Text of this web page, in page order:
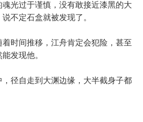
光过于谨慎，没有敢接近漆黑的大
不定石盒就被发现了。
时间推移，江舟肯定会犯险，甚至
发现他。
径自走到大渊边缘，大半截身子都